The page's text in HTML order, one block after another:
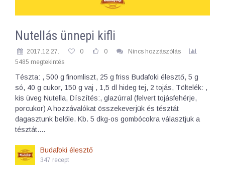
Nutellás ünnepi kifli
2017.12.27. 0 0
Nincs hozzászólás
5485 megtekintés
Tészta: , 500 g finomliszt, 25 g friss Budafoki élesztő, 5 g
só, 40 g cukor, 150 g vaj , 1,5 dl hideg tej, 2 tojás, Töltelék: ,
kis üveg Nutella, Díszítés:, glazúrral (felvert tojásfehérje,
porcukor) A hozzávalókat összekeverjük és tésztát
dagasztunk belőle. Kb. 5 dkg-os gombócokra választjuk a
tésztát.…
Budafoki élesztő
347 recept